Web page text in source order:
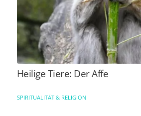
Heilige Tiere: Der Affe
SPIRITUALITÄT & RELIGION